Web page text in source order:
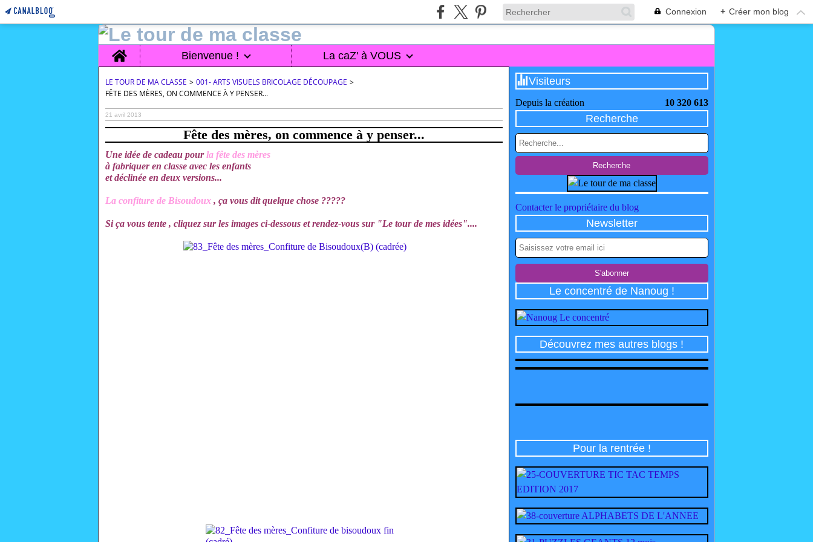
Connexion + Créer mon blog
Home Bienvenue ! La caZ' à VOUS
LE TOUR DE MA CLASSE > 001- ARTS VISUELS BRICOLAGE DÉCOUPAGE >
FÊTE DES MÈRES, ON COMMENCE À Y PENSER...
21 avril 2013
Fête des mères, on commence à y penser...
Une idée de cadeau pourla fête des mères
à fabriquer en classe avec les enfants
et déclinée en deux versions...
La confiture de Bisoudoux , ça vous dit quelque chose ?????
Si ça vous tente , cliquez sur les images ci-dessous et rendez-vous sur "Le tour de mes idées"....
Visiteurs
Depuis la création 10 320 613
Recherche
Contacter le propriétaire du blog
Newsletter
Le concentré de Nanoug !
Découvrez mes autres blogs !
Pour la rentrée !